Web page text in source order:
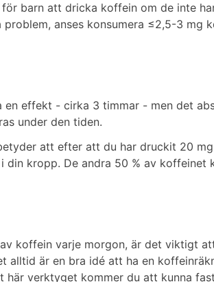
barn att dricka koffein om de inte
anses konsumera ≤2,5-3 mg
effekt - cirka 3 timmar - men det
under den tiden.
att efter att du har druckit 20
kropp. De andra 50 % av koffeinet
koffein varje morgon, är det viktigt
alltid är en bra idé att ha en
här verktyget kommer du att kunna